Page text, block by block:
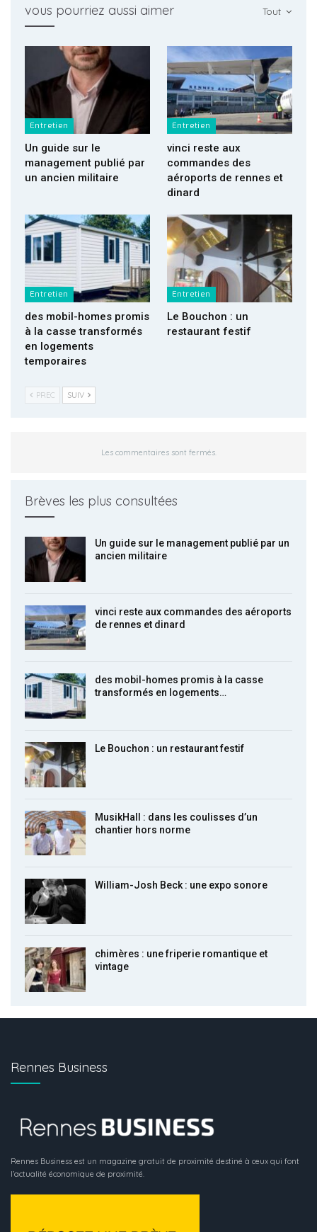
Tout
vous pourriez aussi aimer
Entretien
Un guide sur le
management publié par
un ancien militaire
Entretien
vinci reste aux
commandes des
aéroports de rennes et
dinard
Entretien
des mobil-homes promis
à la casse transformés
en logements
temporaires
Entretien
Le Bouchon : un
restaurant festif
PREC SUIV
Les commentaires sont fermés.
Brèves les plus consultées
Un guide sur le management publié par un
ancien militaire
vinci reste aux commandes des aéroports
de rennes et dinard
des mobil-homes promis à la casse
transformés en logements…
Le Bouchon : un restaurant festif
MusikHall : dans les coulisses d’un
chantier hors norme
William-Josh Beck : une expo sonore
chimères : une friperie romantique et
vintage
Rennes Business
Rennes Business est un magazine gratuit de proximité destiné à ceux qui font
l’actualité économique de proximité.